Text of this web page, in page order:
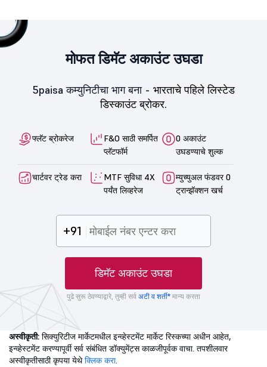
मोफत डिमॅट अकाउंट उघडा
5paisa कम्युनिटीचा भाग बना - भारताचे पहिले लिस्टेड
डिस्काउंट ब्रोकर.
फ्लॅट ब्रोकरेज
F&O साठी समर्पित
प्लॅटफॉर्म
0 अकाउंट
उघडण्याचे शुल्क
चार्टवर ट्रेड करा
MTF सुविधा 4X
पर्यंत लिव्हरेज
म्युच्युअल फंडवर 0
ट्रान्झॅक्शन खर्च
+91
डिमॅट अकाउंट उघडा
पुढे सुरू ठेवण्याद्वारे, तुम्ही सर्व अटी व शर्ती* मान्य करता
अस्वीकृती: सिक्युरिटीज मार्केटमधील इन्व्हेस्टमेंट मार्केट रिस्कच्या अधीन आहेत,
इन्व्हेस्टमेंट करण्यापूर्वी सर्व संबंधित डॉक्युमेंट्स काळजीपूर्वक वाचा. तपशीलवार
अस्वीकृतीसाठी कृपया येथेक्लिक करा.